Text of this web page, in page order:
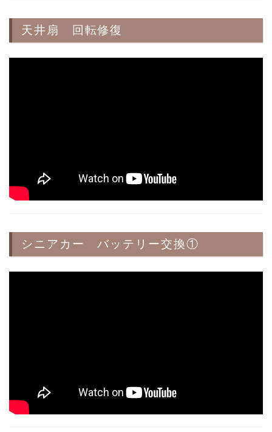
天井扇 回転修復
シニアカー バッテリー交換①